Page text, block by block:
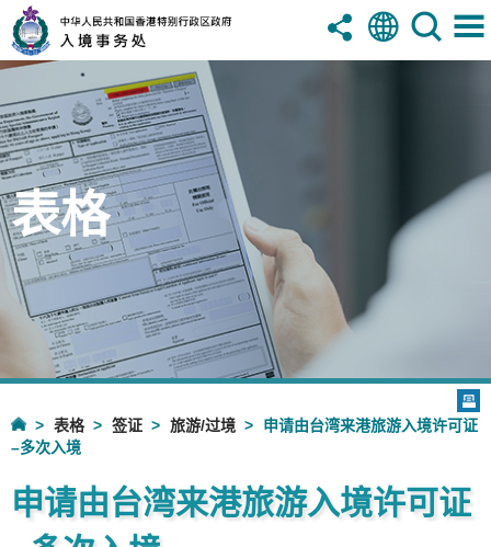
表格
表格 签证 旅游/过境
申请由台湾来港旅游入境许可证
–多次入境
申请由台湾来港旅游入境许可证